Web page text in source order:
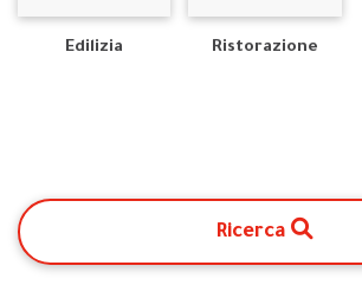
Edilizia Ristorazione
Ricerca